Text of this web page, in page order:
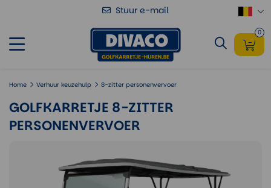
Stuur e-mail
0
Home Verhuur keuzehulp 8-zitter personenvervoer
GOLFKARRETJE 8-ZITTER
PERSONENVERVOER
Golfkarretje 8-zitter personenvervoer